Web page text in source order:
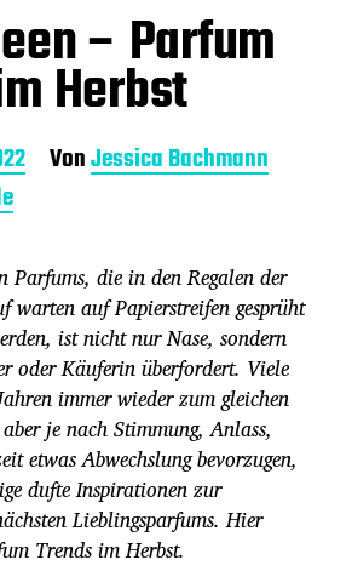
– Parfum
Herbst
VonJessica Bachmann
Parfums, die in den Regalen der
warten auf Papierstreifen gesprüht
ist nicht nur Nase, sondern
oder Käuferin überfordert. Viele
immer wieder zum gleichen
je nach Stimmung, Anlass,
etwas Abwechslung bevorzugen,
dufte Inspirationen zur
Lieblingsparfums. Hier
Trends im Herbst.